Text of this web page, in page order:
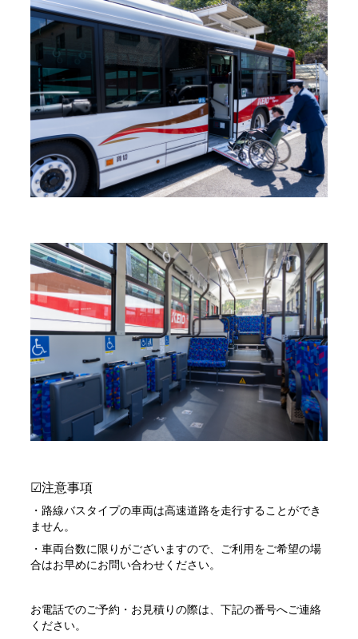
☑注意事項
・路線バスタイプの車両は高速道路を走行することができ
ません。
・車両台数に限りがございますので、ご利用をご希望の場
合はお早めにお問い合わせください。
お電話でのご予約・お見積りの際は、下記の番号へご連絡
ください。